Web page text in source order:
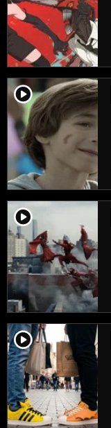
player2
player2
player2